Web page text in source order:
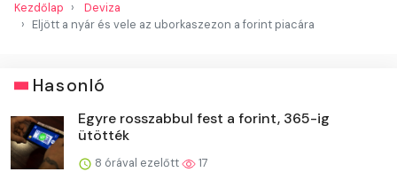
Kezdőlap
Deviza
Eljött a nyár és vele az uborkaszezon a forint piacára
Hasonló
Egyre rosszabbul fest a forint, 365-ig
ütötték
8 órával ezelőtt 17